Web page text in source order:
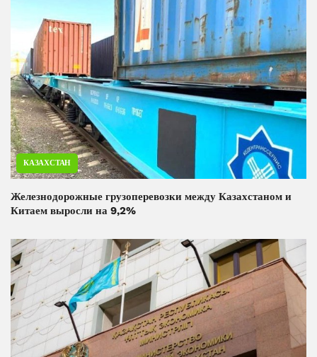
КАЗАХСТАН
Железнодорожные грузоперевозки между Казахстаном и
Китаем выросли на 9,2%